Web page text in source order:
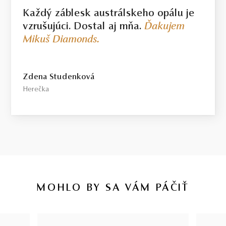
Každý záblesk austrálskeho opálu je
vzrušujúci. Dostal aj mňa.Ďakujem
Mikuš Diamonds.
Zdena Studenková
Herečka
MOHLO BY SA VÁM PÁČIŤ